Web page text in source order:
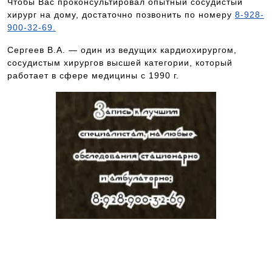
хирург на дому, достаточно позвонить по номеру 8-928-
900-32-69.
Сергеев В.А. — один из ведущих кардиохирургом,
сосудистым хирургов высшей категории, который
работает в сфере медицины с 1990 г.